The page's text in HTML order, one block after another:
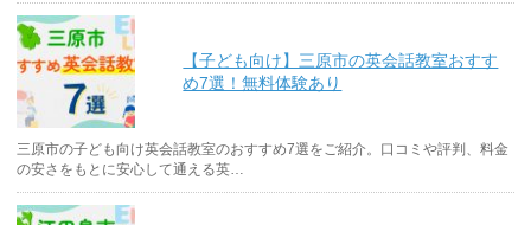
【子ども向け】三原市の英会話教室おすす
め7選！無料体験あり
三原市の子ども向け英会話教室のおすすめ7選をご紹介。口コミや評判、料金
の安さをもとに安心して通える英…